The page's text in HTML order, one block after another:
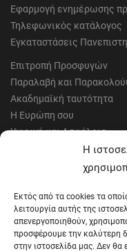
Η
Εκτός από τα cookies τα
λειτουργία αυτής της
απενεργοποιηθούν,
προσφέρουμε την καλύτερη
στην ιστοσελίδα μας. Δεν θα
Εφαρμογή ενημέρωσης
Τηλεφωνικός κατάλογος
Εγκαταστάσεις
Επιτροπή Προσφυγών
Παραλαβή και
Ακαδημαϊκή ταυτότητα
Η Ευρώπη σου
Υγιεινή και Ασφάλεια
Έντυπα Οικονομικής
Έντυπα Διοικητικών
Μητρώα αξιολογητών
Δημόσια Διαβούλευση
Συνεδριάσεις Συγκλήτου